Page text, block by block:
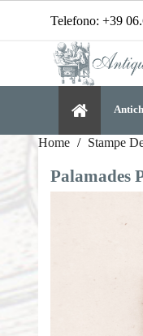
Telefono: +39
Home Stampe
Palamades